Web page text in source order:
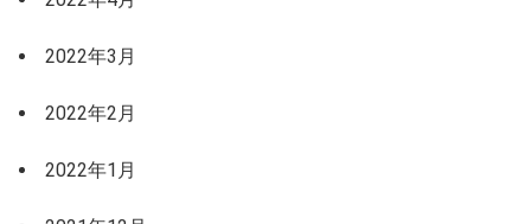
2022年3月
2022年2月
2022年1月